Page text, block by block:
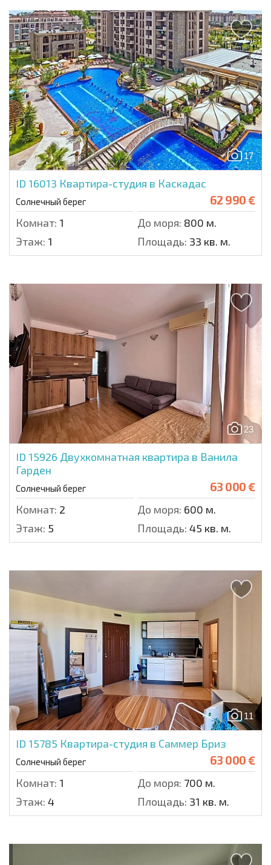
17
ID 16013 Квартира-студия в Каскадас
Солнечный берег 62 990 €
Комнат: 1 До моря: 800 м.
Этаж: 1 Площадь: 33 кв. м.
23
ID 15926 Двухкомнатная квартира в Ванила
Гарден
Солнечный берег 63 000 €
Комнат: 2 До моря: 600 м.
Этаж: 5 Площадь: 45 кв. м.
11
ID 15785 Квартира-студия в Саммер Бриз
Солнечный берег 63 000 €
Комнат: 1 До моря: 700 м.
Этаж: 4 Площадь: 31 кв. м.